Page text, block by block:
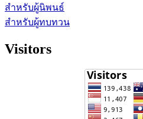
สำหรับผู้นิพนธ์
สำหรับผู้ทบทวน
Visitors